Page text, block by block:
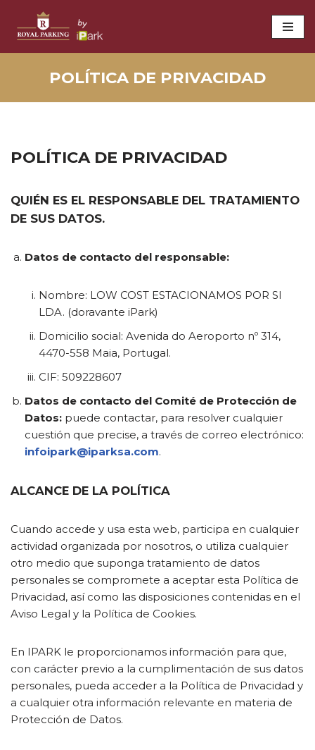
Saltar
al
contenidoPOLÍTICA DE PRIVACIDAD
POLÍTICA DE PRIVACIDAD
QUIÉN ES EL RESPONSABLE DEL TRATAMIENTO
DE SUS DATOS.
Datos de contacto del responsable:
Nombre: LOW COST ESTACIONAMOS POR SI
LDA. (doravante iPark)
Domicilio social: Avenida do Aeroporto nº 314,
4470-558 Maia, Portugal.
CIF: 509228607
Datos de contacto del Comité de Protección de
Datos: puede contactar, para resolver cualquier
cuestión que precise, a través de correo electrónico:
infoipark@iparksa.com.
ALCANCE DE LA POLÍTICA
Cuando accede y usa esta web, participa en cualquier
actividad organizada por nosotros, o utiliza cualquier
otro medio que suponga tratamiento de datos
personales se compromete a aceptar esta Política de
Privacidad, así como las disposiciones contenidas en el
Aviso Legal y la Política de Cookies.
En IPARK le proporcionamos información para que,
con carácter previo a la cumplimentación de sus datos
personales, pueda acceder a la Política de Privacidad y
a cualquier otra información relevante en materia de
Protección de Datos.